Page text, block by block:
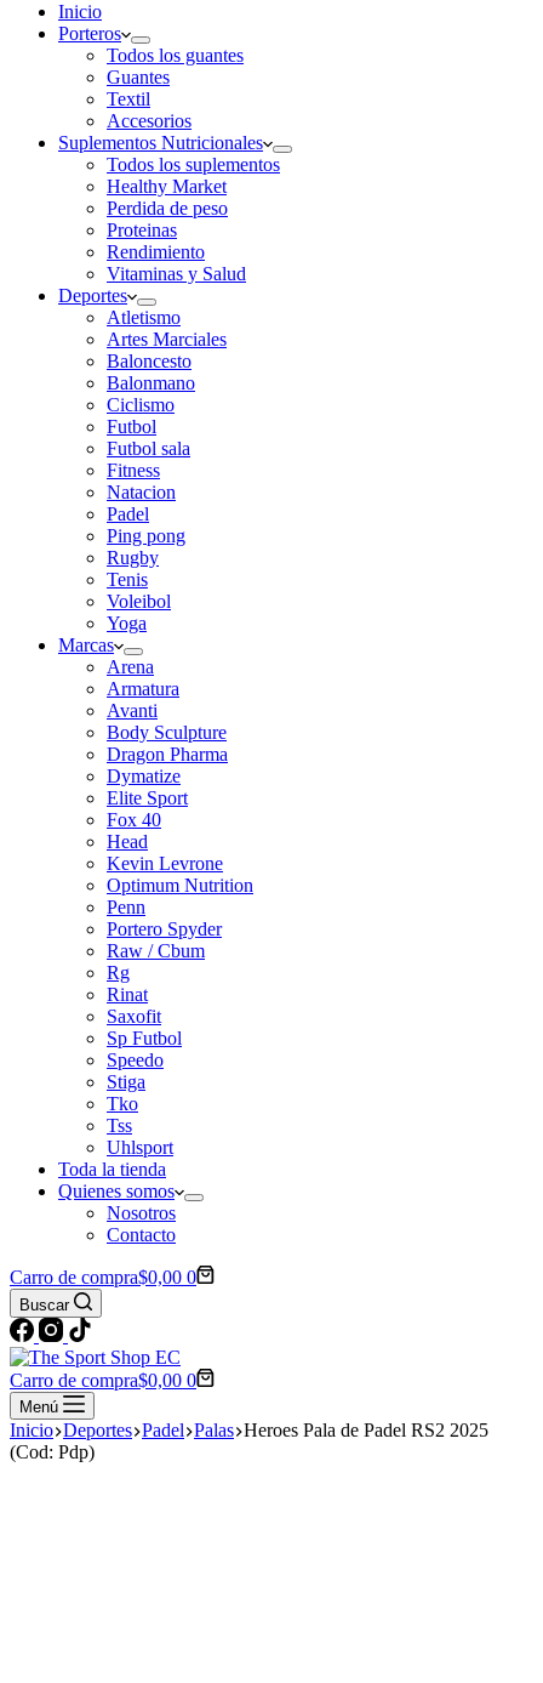
Inicio
Porteros
Todos los guantes
Guantes
Textil
Accesorios
Suplementos Nutricionales
Todos los suplementos
Healthy Market
Perdida de peso
Proteinas
Rendimiento
Vitaminas y Salud
Deportes
Atletismo
Artes Marciales
Baloncesto
Balonmano
Ciclismo
Futbol
Futbol sala
Fitness
Natacion
Padel
Ping pong
Rugby
Tenis
Voleibol
Yoga
Marcas
Arena
Armatura
Avanti
Body Sculpture
Dragon Pharma
Dymatize
Elite Sport
Fox 40
Head
Kevin Levrone
Optimum Nutrition
Penn
Portero Spyder
Raw / Cbum
Rg
Rinat
Saxofit
Sp Futbol
Speedo
Stiga
Tko
Tss
Uhlsport
Toda la tienda
Quienes somos
Nosotros
Contacto
Carro de compra$0,00 0
Buscar
Carro de compra$0,00 0
Menú
Inicio Deportes Padel Palas Heroes Pala de Padel RS2 2025
(Cod: Pdp)